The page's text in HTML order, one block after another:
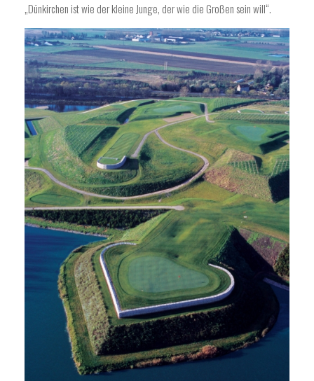
„Dünkirchen ist wie der kleine Junge, der wie die Großen sein will“.